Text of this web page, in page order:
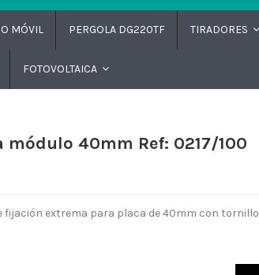
MÓVIL PERGOLA DG220TF TIRADORES
FOTOVOLTAICA
módulo 40mm Ref: 0217/100
fijación extrema para placa de 40mm con tornillo